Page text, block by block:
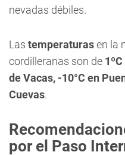
nevadas débiles.
Las temperaturasen la
cordilleranas son de
de Vacas, -10°C en
Cuevas.
por el Paso